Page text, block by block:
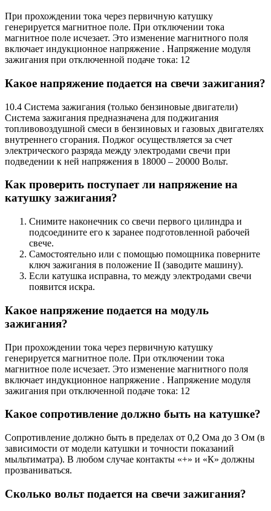
При прохождении тока через первичную катушку
генерируется магнитное поле. При отключении тока
магнитное поле исчезает. Это изменение магнитного поля
включает индукционное напряжение . Напряжение модуля
зажигания при отключенной подаче тока: 12
Какое напряжение подается на свечи зажигания?
10.4 Система зажигания (только бензиновые двигатели)
Система зажигания предназначена для поджигания
топливовоздушной смеси в бензиновых и газовых двигателях
внутреннего сгорания. Поджог осуществляется за счет
электрического разряда между электродами свечи при
подведении к ней напряжения в 18000 – 20000 Вольт.
Как проверить поступает ли напряжение на
катушку зажигания?
Снимите наконечник со свечи первого цилиндра и
подсоедините его к заранее подготовленной рабочей
свече.
Самостоятельно или с помощью помощника поверните
ключ зажигания в положение II (заводите машину).
Если катушка исправна, то между электродами свечи
появится искра.
Какое напряжение подается на модуль
зажигания?
При прохождении тока через первичную катушку
генерируется магнитное поле. При отключении тока
магнитное поле исчезает. Это изменение магнитного поля
включает индукционное напряжение . Напряжение модуля
зажигания при отключенной подаче тока: 12
Какое сопротивление должно быть на катушке?
Сопротивление должно быть в пределах от 0,2 Ома до 3 Ом (в
зависимости от модели катушки и точности показаний
мыльтиматра). В любом случае контакты «+» и «К» должны
прозваниваться.
Сколько вольт подается на свечи зажигания?